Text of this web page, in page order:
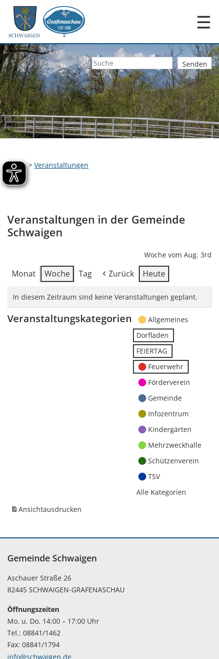
☰
Home> Veranstaltungen
Veranstaltungen in der Gemeinde
Schwaigen
Woche vom Aug. 3rd
Monat Woche Tag Zurück Heute
In diesem Zeitraum sind keine Veranstaltungen geplant.
Veranstaltungskategorien
Allgemeines
Dorfladen
FEIERTAG
Feuerwehr
Förderverein
Gemeinde
Infozentrum
Kindergärten
Mehrzweckhalle
Schützenverein
TSV
Alle Kategorien
Ansichtausdrucken
Gemeinde Schwaigen
Aschauer Straße 26
82445 SCHWAIGEN-GRAFENASCHAU
Öffnungszeiten
Mo. u. Do. 14:00 – 17:00 Uhr
Tel.: 08841/1462
Fax: 08841/1794
info@schwaigen.de